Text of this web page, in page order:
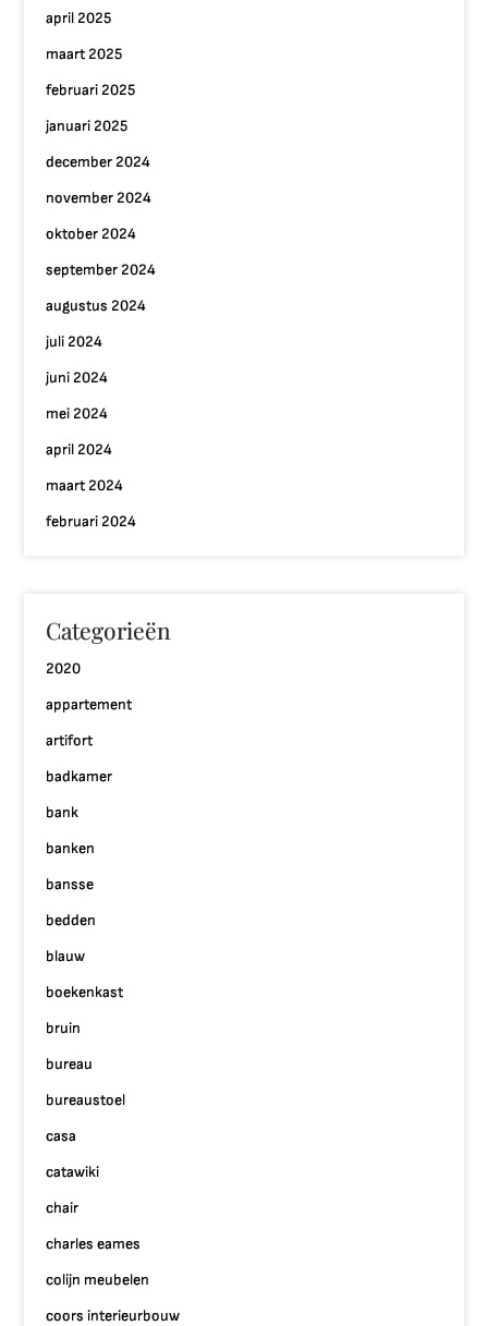
april 2025
maart 2025
februari 2025
januari 2025
december 2024
november 2024
oktober 2024
september 2024
augustus 2024
juli 2024
juni 2024
mei 2024
april 2024
maart 2024
februari 2024
Categorieën
2020
appartement
artifort
badkamer
bank
banken
bansse
bedden
blauw
boekenkast
bruin
bureau
bureaustoel
casa
catawiki
chair
charles eames
colijn meubelen
coors interieurbouw